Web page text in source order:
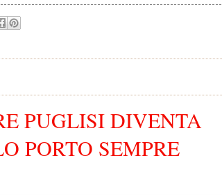
PUGLISI DIVENTA
PORTO SEMPRE